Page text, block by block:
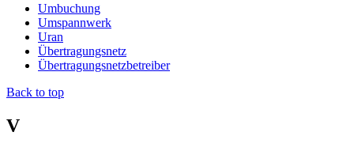
Umbuchung
Umspannwerk
Uran
Übertragungsnetz
Übertragungsnetzbetreiber
Back to top
V